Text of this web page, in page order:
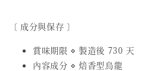
〔 成分與保存 〕
賞味期限 ⋄ 製造後 730 天
內容成分 ⋄ 焙香型烏龍